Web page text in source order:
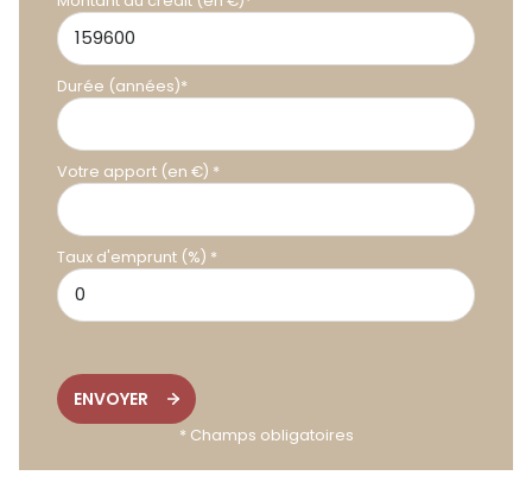
Terrain constructible Alignan-du-Vent | Achat terrain 863
m2 Hérault | Opération foncière 34 | Terrain division Pézenas
| Languedoc | Investissement marchand de biens Occitanie
| Terrain à viabiliser Béziers | Promotion immobilière Hérault |
Aménagement foncier 34 | Projet immobilier neuf Pézenas |
Foncier stratégique Sud de la France | Terrain plat
constructible | Lotisseur Hérault | Proximité A75 et A9.
Durée (années)*
Votre apport (en €) *
Taux d'emprunt (%) *
ENVOYER
* Champs obligatoires